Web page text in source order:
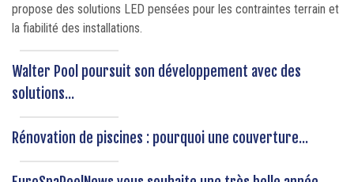
propose des solutions LED pensées pour les contraintes terrain et
la fiabilité des installations.
Walter Pool poursuit son développement avec des
solutions...
Rénovation de piscines : pourquoi une couverture...